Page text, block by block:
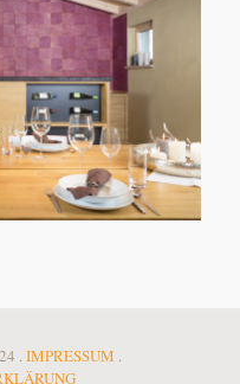
. IMPRESSUM .